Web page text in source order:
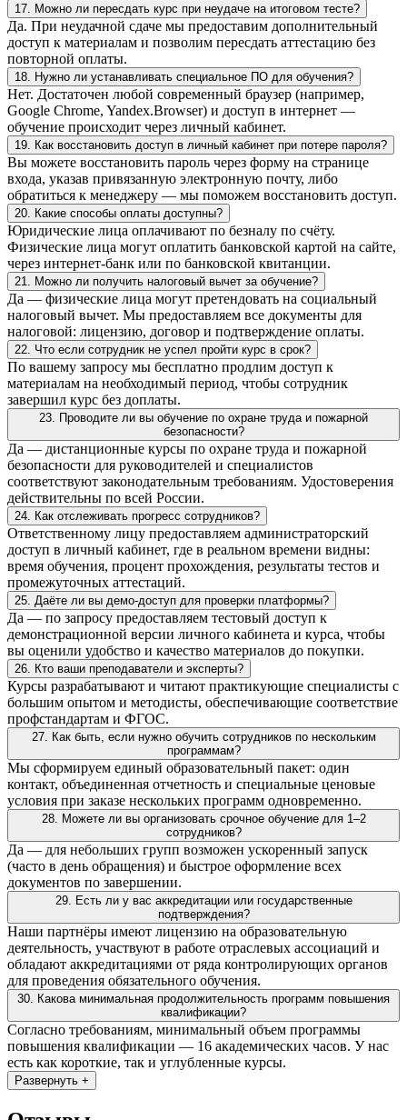
17. Можно ли пересдать курс при неудаче на итоговом тесте?
Да. При неудачной сдаче мы предоставим дополнительный
доступ к материалам и позволим пересдать аттестацию без
повторной оплаты.
18. Нужно ли устанавливать специальное ПО для обучения?
Нет. Достаточен любой современный браузер (например,
Google Chrome, Yandex.Browser) и доступ в интернет —
обучение происходит через личный кабинет.
19. Как восстановить доступ в личный кабинет при потере пароля?
Вы можете восстановить пароль через форму на странице
входа, указав привязанную электронную почту, либо
обратиться к менеджеру — мы поможем восстановить доступ.
20. Какие способы оплаты доступны?
Юридические лица оплачивают по безналу по счёту.
Физические лица могут оплатить банковской картой на сайте,
через интернет-банк или по банковской квитанции.
21. Можно ли получить налоговый вычет за обучение?
Да — физические лица могут претендовать на социальный
налоговый вычет. Мы предоставляем все документы для
налоговой: лицензию, договор и подтверждение оплаты.
22. Что если сотрудник не успел пройти курс в срок?
По вашему запросу мы бесплатно продлим доступ к
материалам на необходимый период, чтобы сотрудник
завершил курс без доплаты.
23. Проводите ли вы обучение по охране труда и пожарной
безопасности?
Да — дистанционные курсы по охране труда и пожарной
безопасности для руководителей и специалистов
соответствуют законодательным требованиям. Удостоверения
действительны по всей России.
24. Как отслеживать прогресс сотрудников?
Ответственному лицу предоставляем администраторский
доступ в личный кабинет, где в реальном времени видны:
время обучения, процент прохождения, результаты тестов и
промежуточных аттестаций.
25. Даёте ли вы демо-доступ для проверки платформы?
Да — по запросу предоставляем тестовый доступ к
демонстрационной версии личного кабинета и курса, чтобы
вы оценили удобство и качество материалов до покупки.
26. Кто ваши преподаватели и эксперты?
Курсы разрабатывают и читают практикующие специалисты с
большим опытом и методисты, обеспечивающие соответствие
профстандартам и ФГОС.
27. Как быть, если нужно обучить сотрудников по нескольким
программам?
Мы сформируем единый образовательный пакет: один
контакт, объединенная отчетность и специальные ценовые
условия при заказе нескольких программ одновременно.
28. Можете ли вы организовать срочное обучение для 1–2
сотрудников?
Да — для небольших групп возможен ускоренный запуск
(часто в день обращения) и быстрое оформление всех
документов по завершении.
29. Есть ли у вас аккредитации или государственные
подтверждения?
Наши партнёры имеют лицензию на образовательную
деятельность, участвуют в работе отраслевых ассоциаций и
обладают аккредитациями от ряда контролирующих органов
для проведения обязательного обучения.
30. Какова минимальная продолжительность программ повышения
квалификации?
Согласно требованиям, минимальный объем программы
повышения квалификации — 16 академических часов. У нас
есть как короткие, так и углубленные курсы.
Развернуть +